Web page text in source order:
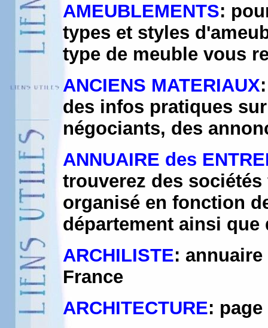
AMEUBLEMENTS:
types et styles
type de meuble vous
ANCIENS MATERIAUX
des infos pratiques
négociants, des
ANNUAIRE des
trouverez des
organisé en fonction
département ainsi que
ARCHILISTE:
France
ARCHITECTURE: